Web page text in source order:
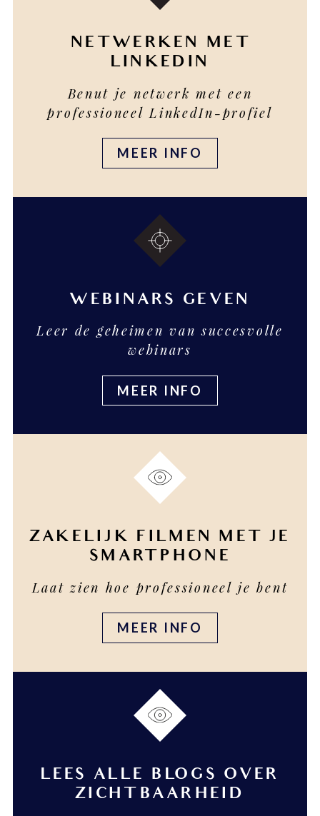
NETWERKEN MET
LINKEDIN
Benut je netwerk met een
professioneel LinkedIn-profiel
MEER INFO
WEBINARS GEVEN
Leer de geheimen van succesvolle
webinars
MEER INFO
ZAKELIJK FILMEN MET JE
SMARTPHONE
Laat zien hoe professioneel je bent
MEER INFO
LEES ALLE BLOGS OVER
ZICHTBAARHEID